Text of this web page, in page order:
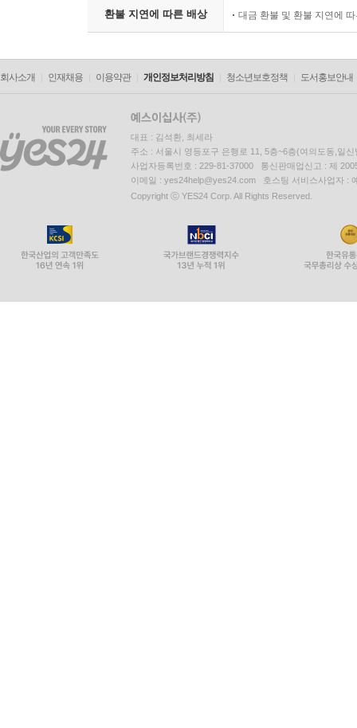
환불 지연에 따른 배상 대금 환불 및 환불 지연에
회사소개 인재채용 이용약관 개인정보처리방침 청소년보호정책 도서홍보안내
대표 : 김석환, 최세라
주소 : 서울시 영등포구 은행로 11, 5층~6층(여의도동,일신
사업자등록번호 : 229-81-37000 통신판매업신고 : 제
이메일 : yes24help@yes24.com 호스팅 서비스사업자 :
Copyright ⓒ YES24 Corp. All Rights Reserved.